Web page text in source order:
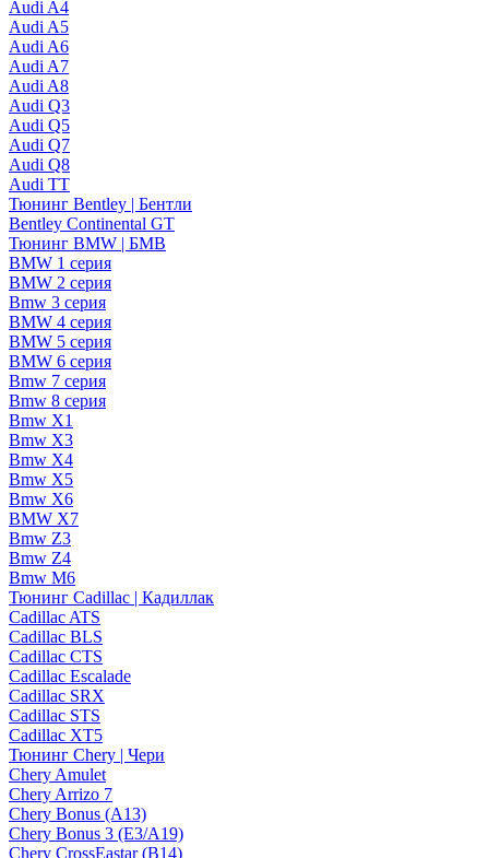
Audi A4
Audi A5
Audi A6
Audi A7
Audi A8
Audi Q3
Audi Q5
Audi Q7
Audi Q8
Audi TT
Тюнинг Bentley | Бентли
Bentley Continental GT
Тюнинг BMW | БМВ
BMW 1 серия
BMW 2 серия
Bmw 3 серия
BMW 4 серия
BMW 5 серия
BMW 6 серия
Bmw 7 серия
Bmw 8 серия
Bmw X1
Bmw X3
Bmw X4
Bmw X5
Bmw X6
BMW X7
Bmw Z3
Bmw Z4
Bmw М6
Тюнинг Cadillac | Кадиллак
Cadillac ATS
Cadillac BLS
Cadillac CTS
Cadillac Escalade
Cadillac SRX
Cadillac STS
Cadillac XT5
Тюнинг Chery | Чери
Chery Amulet
Chery Arrizo 7
Chery Bonus (A13)
Chery Bonus 3 (E3/A19)
Chery CrossEastar (B14)